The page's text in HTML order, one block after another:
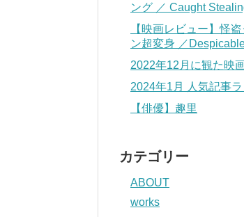
ング ／ Caught
【映画レビュー】怪
ン超変身 ／
2022年12月に観た映
2024年1月 人気記事
【俳優】趣里
カテゴリー
ABOUT
works